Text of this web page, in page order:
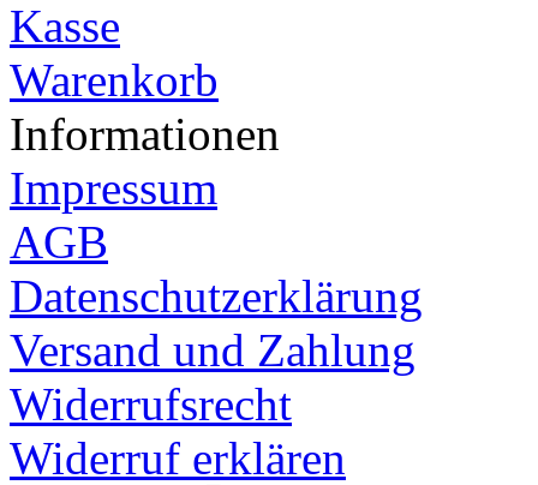
Kasse
Warenkorb
Informationen
Impressum
AGB
Datenschutzerklärung
Versand und Zahlung
Widerrufsrecht
Widerruf erklären